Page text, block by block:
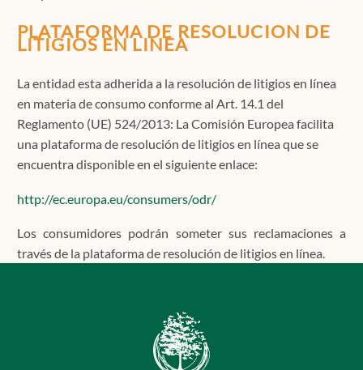
PLATAFORMA DE RESOLUCION DE
LITIGIOS EN LINEA
La entidad esta adherida a la resolución de litigios en línea
en materia de consumo conforme al Art. 14.1 del
Reglamento (UE) 524/2013: La Comisión Europea facilita
una plataforma de resolución de litigios en línea que se
encuentra disponible en el siguiente enlace:
http://ec.europa.eu/consumers/odr/
Los consumidores podrán someter sus reclamaciones a
través de la plataforma de resolución de litigios en línea.